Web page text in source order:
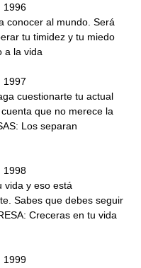
1996
conocer al mundo. Será
tu timidez y tu miedo
a la vida
1997
cuestionarte tu actual
que no merece la
Los separan
1998
vida y eso está
Sabes que debes seguir
Creceras en tu vida
1999